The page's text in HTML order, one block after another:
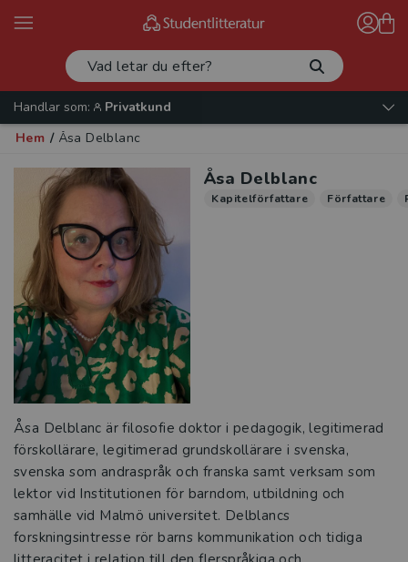
Handlar som:
Privatkund
Hem / Åsa Delblanc
Åsa Delblanc
Kapitelförfattare Författare
Åsa Delblanc är filosofie doktor i pedagogik, legitimerad
förskollärare, legitimerad grundskollärare i svenska,
svenska som andraspråk och franska samt verksam som
lektor vid Institutionen för barndom, utbildning och
samhälle vid Malmö universitet. Delblancs
forskningsintresse rör barns kommunikation och tidiga